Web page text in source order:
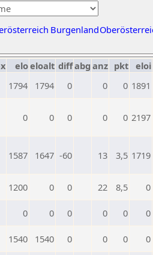
Burgenland
eloeloalt diffabg anz pkt eloi
1794 1794 0 0 0 1891
0 0 0 0 0 2197
1587 1647 -60 13 3,5 1719
1200 0 0 22 8,5 0
0 0 0 0 0 0
1540 1540 0 0 0 0